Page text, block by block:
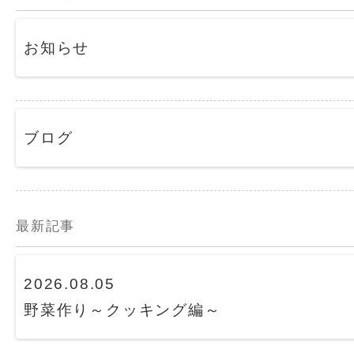
お知らせ
ブログ
最新記事
2026.08.05
野菜作り～クッキング編～